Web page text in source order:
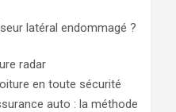
latéral endommagé ?
radar
en toute sécurité
auto : la méthode